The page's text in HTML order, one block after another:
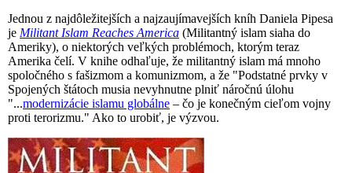
Jednou z najdôležitejších a najzaujímavejších kníh Daniela Pipesa
je Militant Islam Reaches America (Militantný islam siaha do
Ameriky), o niektorých veľkých problémoch, ktorým teraz
Amerika čelí. V knihe odhaľuje, že militantný islam má mnoho
spoločného s fašizmom a komunizmom, a že "Podstatné prvky v
Spojených štátoch musia nevyhnutne plniť náročnú úlohu
"...modernizácie islamu globálne – čo je konečným cieľom vojny
proti terorizmu." Ako to urobiť, je výzvou.